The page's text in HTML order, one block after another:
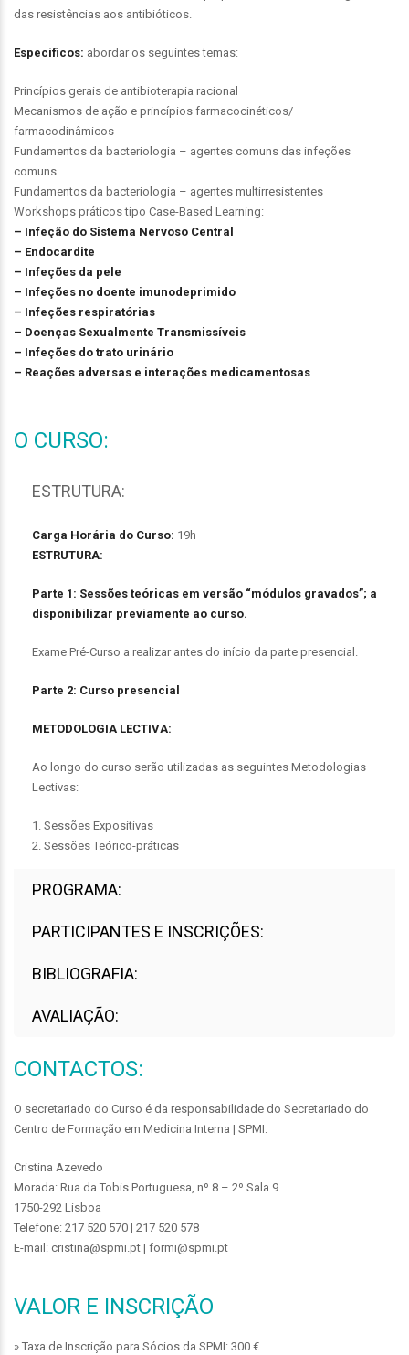
das resistências aos antibióticos.
Específicos: abordar os seguintes temas:
Princípios gerais de antibioterapia racional
Mecanismos de ação e princípios farmacocinéticos/
farmacodinâmicos
Fundamentos da bacteriologia – agentes comuns das infeções
comuns
Fundamentos da bacteriologia – agentes multirresistentes
Workshops práticos tipo Case-Based Learning:
– Infeção do Sistema Nervoso Central
– Endocardite
– Infeções da pele
– Infeções no doente imunodeprimido
– Infeções respiratórias
– Doenças Sexualmente Transmissíveis
– Infeções do trato urinário
– Reações adversas e interações medicamentosas
O CURSO:
ESTRUTURA:
Carga Horária do Curso: 19h
ESTRUTURA:
Parte 1: Sessões teóricas em versão “módulos gravados”; a
disponibilizar previamente ao curso.
Exame Pré-Curso a realizar antes do início da parte presencial.
Parte 2: Curso presencial
METODOLOGIA LECTIVA:
Ao longo do curso serão utilizadas as seguintes Metodologias
Lectivas:
1. Sessões Expositivas
2. Sessões Teórico-práticas
PROGRAMA:
PARTICIPANTES E INSCRIÇÕES:
BIBLIOGRAFIA:
AVALIAÇÃO:
CONTACTOS:
O secretariado do Curso é da responsabilidade do Secretariado do
Centro de Formação em Medicina Interna | SPMI:
Cristina Azevedo
Morada: Rua da Tobis Portuguesa, nº 8 – 2º Sala 9
1750-292 Lisboa
Telefone: 217 520 570 | 217 520 578
E-mail: cristina@spmi.pt | formi@spmi.pt
VALOR E INSCRIÇÃO
» Taxa de Inscrição para Sócios da SPMI: 300 €